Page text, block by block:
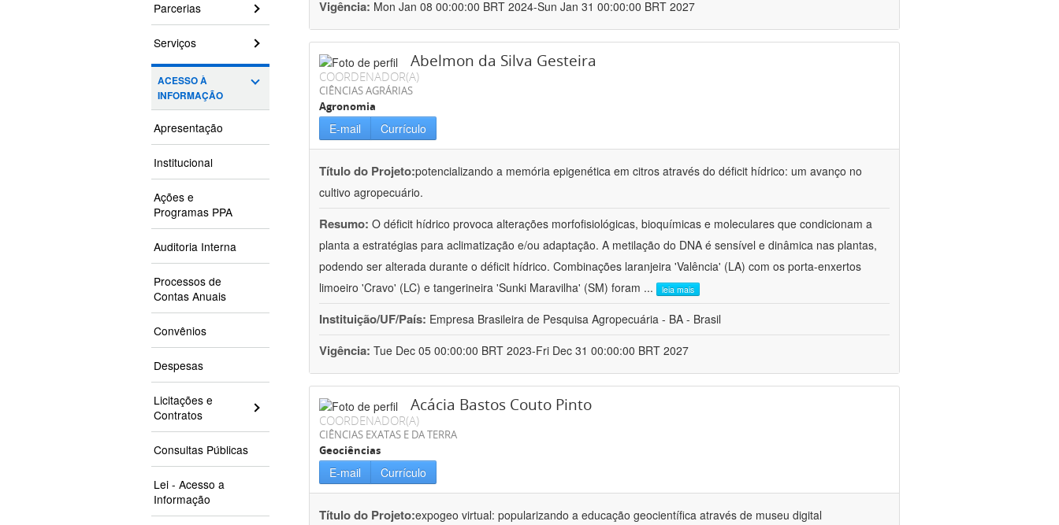
Parcerias
Serviços
ACESSO À
INFORMAÇÃO
Apresentação
Institucional
Ações e
Programas PPA
Auditoria Interna
Processos de
Contas Anuais
Convênios
Despesas
Licitações e
Contratos
Consultas Públicas
Lei - Acesso a
Informação
Vigência: Mon Jan 08 00:00:00 BRT 2024-Sun Jan 31 00:00:00 BRT 2027
Abelmon da Silva Gesteira
COORDENADOR(A)
CIÊNCIAS AGRÁRIAS
Agronomia
E-mail Currículo
Título do Projeto:potencializando a memória epigenética em citros através do déficit hídrico: um avanço no
cultivo agropecuário.
Resumo: O déficit hídrico provoca alterações morfofisiológicas, bioquímicas e moleculares que condicionam a
planta a estratégias para aclimatização e/ou adaptação. A metilação do DNA é sensível e dinâmica nas plantas,
podendo ser alterada durante o déficit hídrico. Combinações laranjeira 'Valência' (LA) com os porta-enxertos
limoeiro 'Cravo' (LC) e tangerineira 'Sunki Maravilha' (SM) foram ... leia mais
Instituição/UF/País: Empresa Brasileira de Pesquisa Agropecuária - BA - Brasil
Vigência: Tue Dec 05 00:00:00 BRT 2023-Fri Dec 31 00:00:00 BRT 2027
Acácia Bastos Couto Pinto
COORDENADOR(A)
CIÊNCIAS EXATAS E DA TERRA
Geociências
E-mail Currículo
Título do Projeto:expogeo virtual: popularizando a educação geocientífica através de museu digital